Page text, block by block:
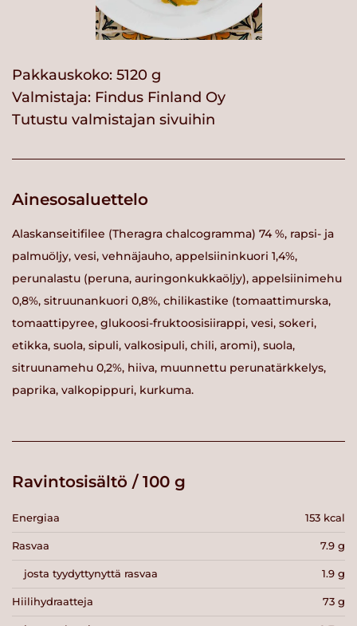
Pakkauskoko: 5120 g
Valmistaja: Findus Finland Oy
Tutustu valmistajan sivuihin
Ainesosaluettelo
Alaskanseitifilee (Theragra chalcogramma) 74 %, rapsi- ja
palmuöljy, vesi, vehnäjauho, appelsiininkuori 1,4%,
perunalastu (peruna, auringonkukkaöljy), appelsiinimehu
0,8%, sitruunankuori 0,8%, chilikastike (tomaattimurska,
tomaattipyree, glukoosi-fruktoosisiirappi, vesi, sokeri,
etikka, suola, sipuli, valkosipuli, chili, aromi), suola,
sitruunamehu 0,2%, hiiva, muunnettu perunatärkkelys,
paprika, valkopippuri, kurkuma.
Ravintosisältö / 100 g
Energiaa 153 kcal
Rasvaa 7.9 g
josta tyydyttynyttä rasvaa 1.9 g
Hiilihydraatteja 73 g